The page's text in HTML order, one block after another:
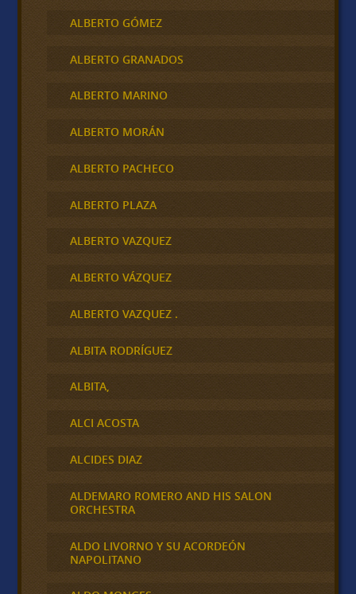
ALBERTO GÓMEZ
ALBERTO GRANADOS
ALBERTO MARINO
ALBERTO MORÁN
ALBERTO PACHECO
ALBERTO PLAZA
ALBERTO VAZQUEZ
ALBERTO VÁZQUEZ
ALBERTO VAZQUEZ .
ALBITA RODRÍGUEZ
ALBITA,
ALCI ACOSTA
ALCIDES DIAZ
ALDEMARO ROMERO AND HIS SALON
ORCHESTRA
ALDO LIVORNO Y SU ACORDEÓN
NAPOLITANO